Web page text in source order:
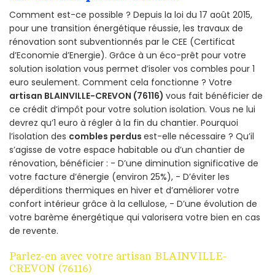
Comment est-ce possible ? Depuis la loi du 17 août 2015,
pour une transition énergétique réussie, les travaux de
rénovation sont subventionnés par le CEE (Certificat
d’Economie d’Energie). Grâce à un éco-prêt pour votre
solution isolation vous permet d’isoler vos combles pour 1
euro seulement. Comment cela fonctionne ? Votre
artisan BLAINVILLE-CREVON (76116) vous fait bénéficier de
ce crédit d’impôt pour votre solution isolation. Vous ne lui
devrez qu’1 euro à régler à la fin du chantier. Pourquoi
l’isolation des combles perdus est-elle nécessaire ? Qu’il
s’agisse de votre espace habitable ou d’un chantier de
rénovation, bénéficier : - D’une diminution significative de
votre facture d’énergie (environ 25%), - D’éviter les
déperditions thermiques en hiver et d’améliorer votre
confort intérieur grâce à la cellulose, - D’une évolution de
votre barème énergétique qui valorisera votre bien en cas
de revente.
Parlez-en avec votre artisan BLAINVILLE-
CREVON (76116)